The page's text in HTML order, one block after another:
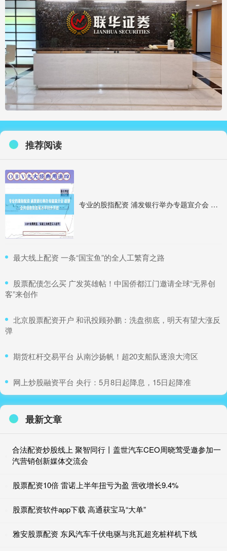
推荐阅读
专业的股指配资 浦发银行举办专题宣介会 政银企共话自贸区高水平对外开放
​最大线上配资 一条“国宝鱼”的全人工繁育之路
​股票配债怎么买 广发英雄帖！中国侨都江门邀请全球“无界创
客”来创作
​北京股票配资开户 和讯投顾孙鹏：洗盘彻底，明天有望大涨反
弹
​期货杠杆交易平台 从南沙扬帆！超20支船队逐浪大湾区
​网上炒股融资平台 央行：5月8日起降息，15日起降准
最新文章
合法配资炒股线上 聚智同行丨盖世汽车CEO周晓莺受邀参加一
汽营销创新媒体交流会
股票配资10倍 雷诺上半年扭亏为盈 营收增长9.4%
股票配资软件app下载 高通获宝马“大单”
雅安股票配资 东风汽车千伏电驱与兆瓦超充桩样机下线